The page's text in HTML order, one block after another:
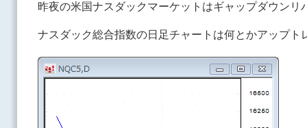
昨夜の米国ナスダックマーケットはギャップダウン
ナスダック総合指数の日足チャートは何とかアップト